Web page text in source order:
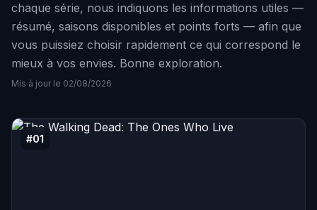
chaque série, nous indiquons les informations utiles —
résumé, saisons disponibles et points forts — afin que
vous puissiez choisir rapidement ce qui correspond le
mieux à vos envies. Bonne exploration.
Mis à jour le 02/08/2026
#01